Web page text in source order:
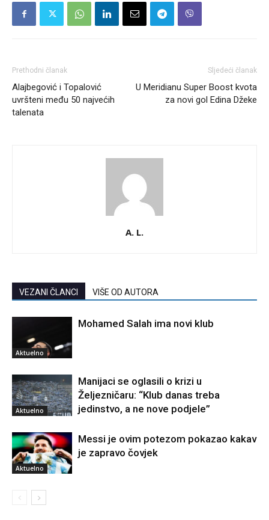
Prethodni članak
Alajbegović i Topalović
uvršteni među 50 najvećih
talenata
Sljedeći članak
U Meridianu Super Boost kvota
za novi gol Edina Džeke
A. L.
VEZANI ČLANCI VIŠE OD AUTORA
Aktuelno
Mohamed Salah ima novi klub
Aktuelno
Manijaci se oglasili o krizi u
Željezničaru: “Klub danas treba
jedinstvo, a ne nove podjele”
Aktuelno
Messi je ovim potezom pokazao kakav
je zapravo čovjek